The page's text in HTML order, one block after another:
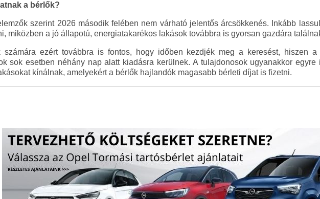
a bérlők?
szerint 2026 második felében nem várható jelentős árcsökkenés. Inkább
miközben a jó állapotú, energiatakarékos lakások továbbra is gyorsan gazdára
számára ezért továbbra is fontos, hogy időben kezdjék meg a keresést, hiszen a
sok esetben néhány nap alatt kiadásra kerülnek. A tulajdonosok ugyanakkor egyre
kínálnak, amelyekért a bérlők hajlandók magasabb bérleti díjat is fizetni.